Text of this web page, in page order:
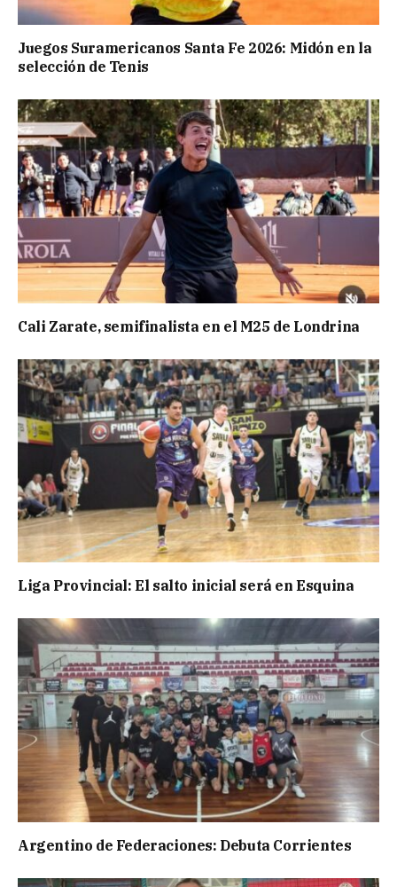
Juegos Suramericanos Santa Fe 2026: Midón en la
selección de Tenis
Cali Zarate, semifinalista en el M25 de Londrina
Liga Provincial: El salto inicial será en Esquina
Argentino de Federaciones: Debuta Corrientes